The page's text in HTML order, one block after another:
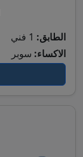
الطابق:
الاكساء: سوبر